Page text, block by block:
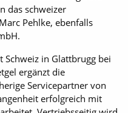
das schweizer
­Pehlke, ebenfalls
Schweiz in Glattbrugg bei
ergänzt die
Servicepartner von
erfolgreich mit